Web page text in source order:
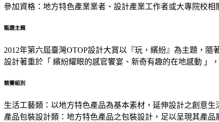
參加資格：地方特色產業業者、設計產業工作者或大專院校
甄選主題
2012年第六屆臺灣OTOP設計大賞以『玩，繽紛』為主題，
設計著重於「 繽紛耀眼的感官饗宴、新奇有趣的在地感動 」
競賽組別
生活工藝類：以地方特色產品為基本素材，延伸設計之創意生
產品包裝設計類：地方特色產品之包裝設計，足以呈現其產品